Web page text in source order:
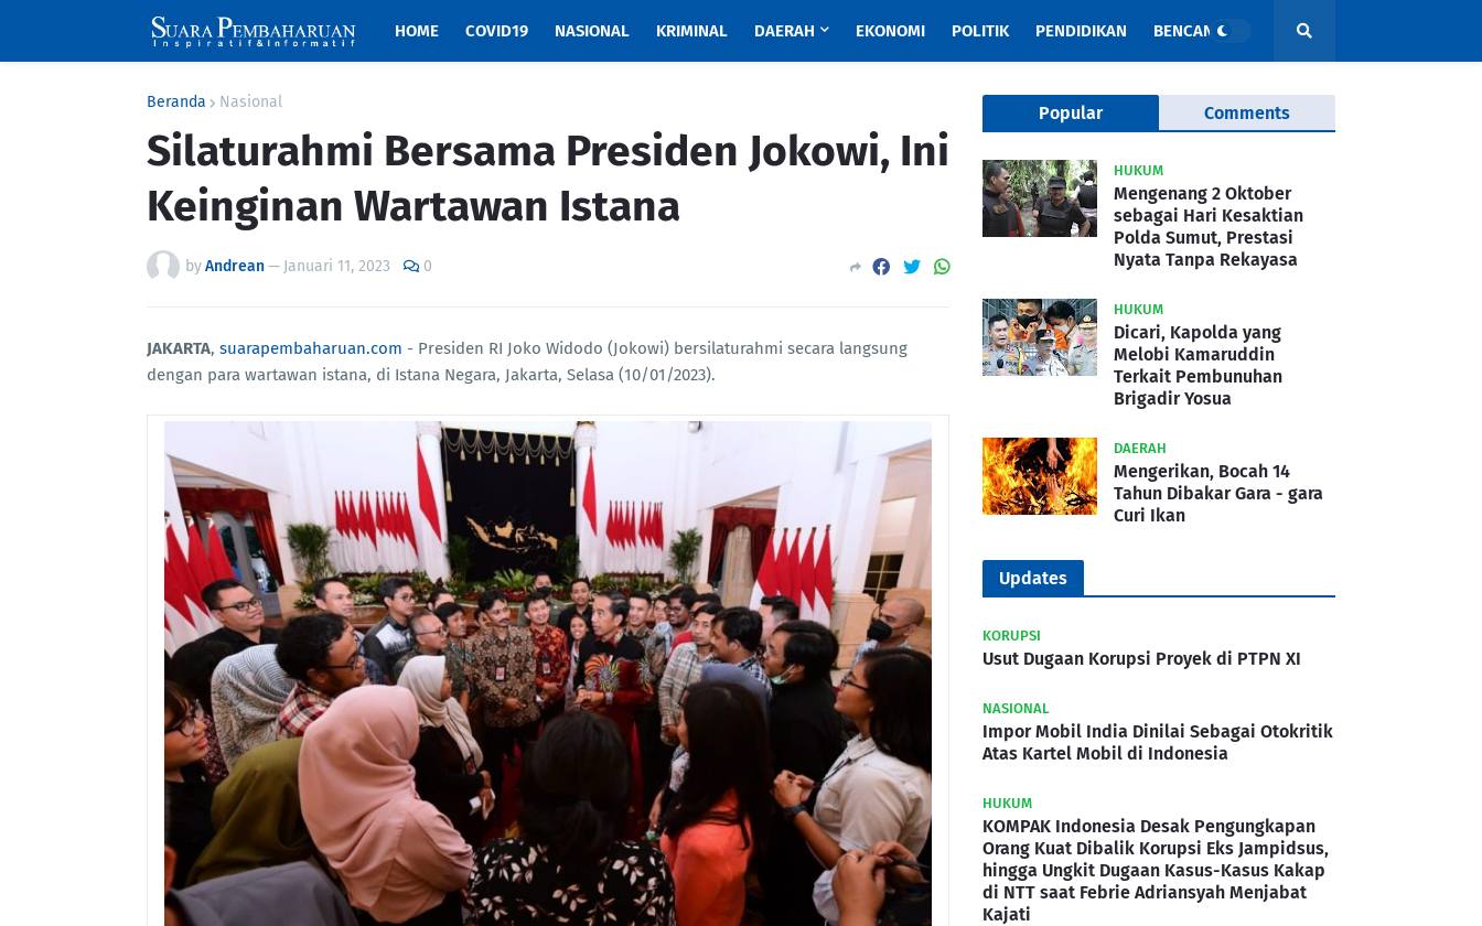
HOME COVID19 NASIONAL KRIMINAL DAERAH EKONOMI POLITIK PENDIDIKAN BENCANA
Beranda Nasional
Silaturahmi Bersama Presiden Jokowi, Ini
Keinginan Wartawan Istana
byAndrean— Januari 11, 2023 0
JAKARTA, suarapembaharuan.com - Presiden RI Joko Widodo (Jokowi) bersilaturahmi secara langsung
dengan para wartawan istana, di Istana Negara, Jakarta, Selasa (10/01/2023).
Popular Comments
HUKUM
Mengenang 2 Oktober
sebagai Hari Kesaktian
Polda Sumut, Prestasi
Nyata Tanpa Rekayasa
HUKUM
Dicari, Kapolda yang
Melobi Kamaruddin
Terkait Pembunuhan
Brigadir Yosua
DAERAH
Mengerikan, Bocah 14
Tahun Dibakar Gara - gara
Curi Ikan
Updates
KORUPSI
Usut Dugaan Korupsi Proyek di PTPN XI
NASIONAL
Impor Mobil India Dinilai Sebagai Otokritik
Atas Kartel Mobil di Indonesia
HUKUM
KOMPAK Indonesia Desak Pengungkapan
Orang Kuat Dibalik Korupsi Eks Jampidsus,
hingga Ungkit Dugaan Kasus-Kasus Kakap
di NTT saat Febrie Adriansyah Menjabat
Kajati